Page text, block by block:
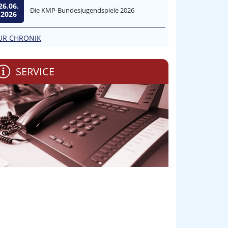
2026
Die KMP-Bundesjugendspiele 2026
CHRONIK
SERVICE